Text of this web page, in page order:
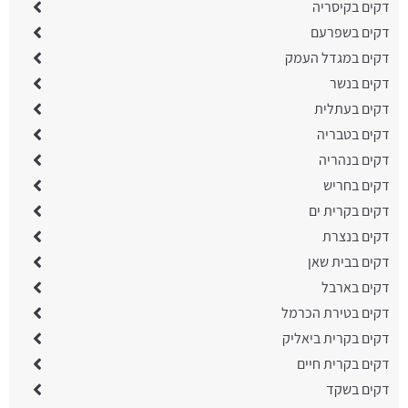
דקים בקיסריה
דקים בשפרעם
דקים במגדל העמק
דקים בנשר
דקים בעתלית
דקים בטבריה
דקים בנהריה
דקים בחריש
דקים בקרית ים
דקים בנצרת
דקים בבית שאן
דקים בארבל
דקים בטירת הכרמל
דקים בקרית ביאליק
דקים בקרית חיים
דקים בשקד